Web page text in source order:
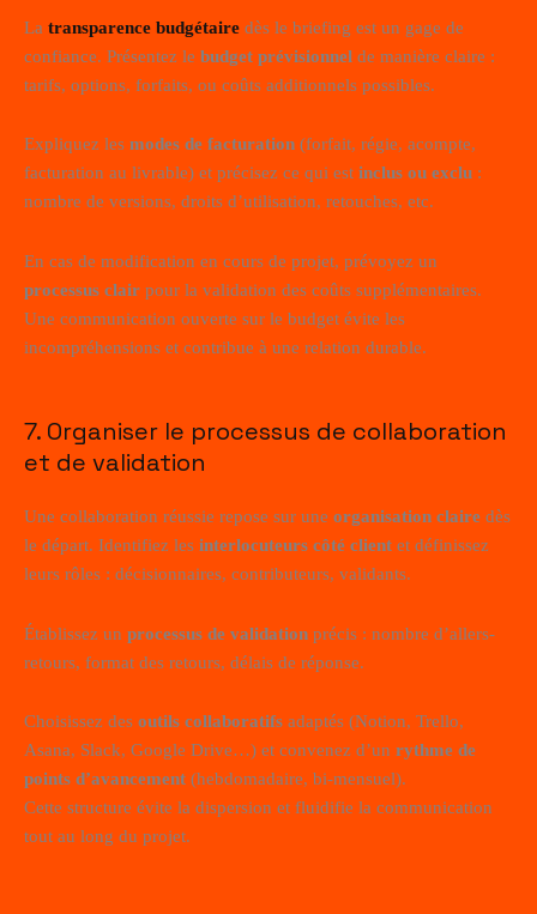
La transparence budgétaire dès le briefing est un gage de
confiance. Présentez le budget prévisionnel de manière claire :
tarifs, options, forfaits, ou coûts additionnels possibles.
Expliquez les modes de facturation (forfait, régie, acompte,
facturation au livrable) et précisez ce qui est inclus ou exclu :
nombre de versions, droits d’utilisation, retouches, etc.
En cas de modification en cours de projet, prévoyez un
processus clair pour la validation des coûts supplémentaires.
Une communication ouverte sur le budget évite les
incompréhensions et contribue à une relation durable.
7. Organiser le processus de collaboration
et de validation
Une collaboration réussie repose sur une organisation claire dès
le départ. Identifiez les interlocuteurs côté client et définissez
leurs rôles : décisionnaires, contributeurs, validants.
Établissez un processus de validation précis : nombre d’allers-
retours, format des retours, délais de réponse.
Choisissez des outils collaboratifs adaptés (Notion, Trello,
Asana, Slack, Google Drive…) et convenez d’un rythme de
points d’avancement (hebdomadaire, bi-mensuel).
Cette structure évite la dispersion et fluidifie la communication
tout au long du projet.